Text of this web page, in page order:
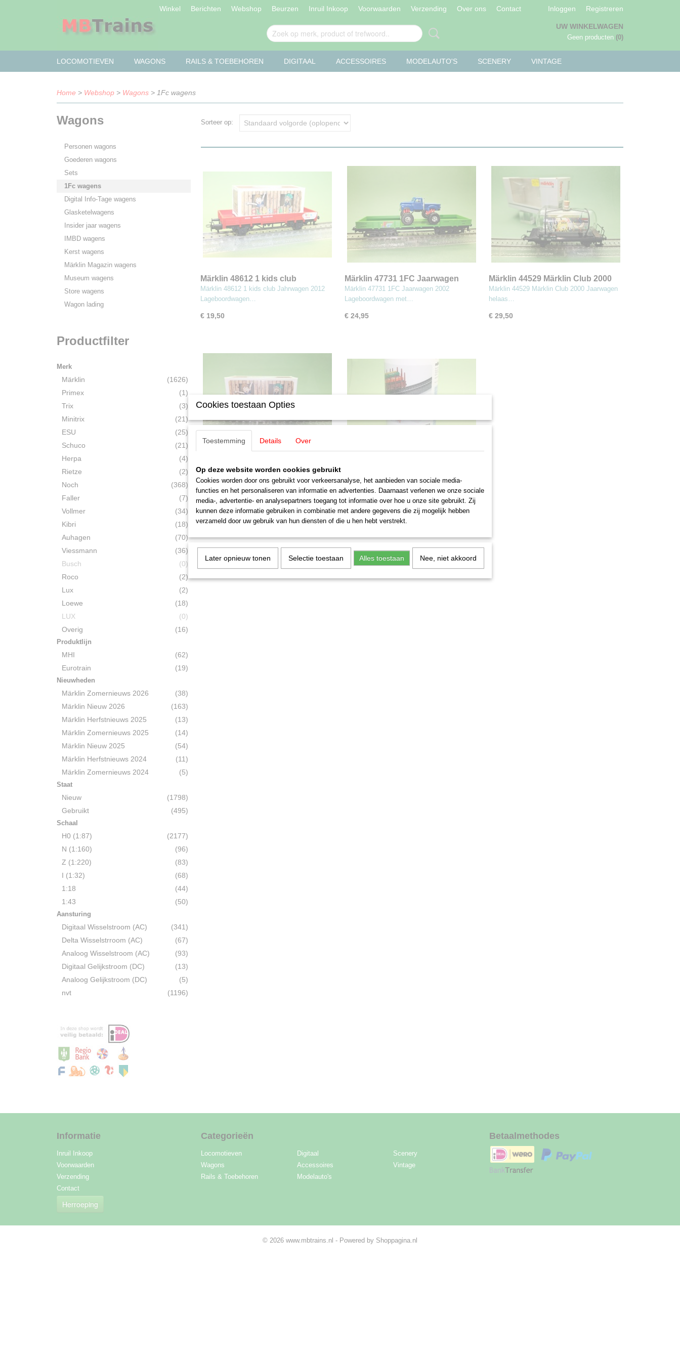
Winkel Berichten Webshop Beurzen Inruil Inkoop Voorwaarden Verzending Over ons Contact Inloggen Registreren
UW WINKELWAGEN
Geen producten (0)
LOCOMOTIEVEN WAGONS RAILS & TOEBEHOREN DIGITAAL ACCESSOIRES MODELAUTO'S SCENERY VINTAGE
Home > Webshop > Wagons > 1Fc wagens
Wagons
Personen wagons
Goederen wagons
Sets
1Fc wagens
Digital Info-Tage wagens
Glasketelwagens
Insider jaar wagens
IMBD wagens
Kerst wagens
Märklin Magazin wagens
Museum wagens
Store wagens
Wagon lading
Productfilter
Merk
Märklin
(1626)
Primex
(1)
Trix
(3)
Minitrix
(21)
ESU
(25)
Schuco
(21)
Herpa
(4)
Rietze
(2)
Noch
(368)
Faller
(7)
Vollmer
(34)
Kibri
(18)
Auhagen
(70)
Viessmann
(36)
Busch
(0)
Roco
(2)
Lux
(2)
Loewe
(18)
LUX
(0)
Overig
(16)
Produktlijn
MHI
(62)
Eurotrain
(19)
Nieuwheden
Märklin Zomernieuws 2026
(38)
Märklin Nieuw 2026
(163)
Märklin Herfstnieuws 2025
(13)
Märklin Zomernieuws 2025
(14)
Märklin Nieuw 2025
(54)
Märklin Herfstnieuws 2024
(11)
Märklin Zomernieuws 2024
(5)
Staat
Nieuw
(1798)
Gebruikt
(495)
Schaal
H0 (1:87)
(2177)
N (1:160)
(96)
Z (1:220)
(83)
I (1:32)
(68)
1:18
(44)
1:43
(50)
Aansturing
Digitaal Wisselstroom (AC)
(341)
Delta Wisselstrroom (AC)
(67)
Analoog Wisselstroom (AC)
(93)
Digitaal Gelijkstroom (DC)
(13)
Analoog Gelijkstroom (DC)
(5)
nvt
(1196)
Sorteer op:
Märklin 48612 1 kids club
Jahrwagen 2012
Märklin 48612 1 kids club Jahrwagen 2012
Lageboordwagen…
€ 19,50
Märklin 47731 1FC Jaarwagen
2002
Märklin 47731 1FC Jaarwagen 2002
Lageboordwagen met…
€ 24,95
Märklin 44529 Märklin Club 2000
Jaarwagen
Märklin 44529 Märklin Club 2000 Jaarwagen
helaas…
€ 29,50
Märklin 48612 Kids Club
Jaarwagen 2012
Märklin 48612 Kids Club Jaarwagen 2012
Wagen in…
€ 14,95
beladen met potloden
Märklin 48619 Rongenwagen beladen met
potloden 1Fc.…
€ 19,95
Informatie
Inruil Inkoop
Voorwaarden
Verzending
Contact
Herroeping
Categorieën
Locomotieven
Wagons
Rails & Toebehoren
Digitaal
Accessoires
Modelauto's
Scenery
Vintage
Betaalmethodes
© 2026 www.mbtrains.nl - Powered by Shoppagina.nl
Cookies toestaan Opties
Toestemming Details Over
Op deze website worden cookies gebruikt
Cookies worden door ons gebruikt voor verkeersanalyse, het aanbieden van sociale media-
functies en het personaliseren van informatie en advertenties. Daarnaast verlenen we onze sociale
media-, advertentie- en analysepartners toegang tot informatie over hoe u onze site gebruikt. Zij
kunnen deze informatie gebruiken in combinatie met andere gegevens die zij mogelijk hebben
verzameld door uw gebruik van hun diensten of die u hen hebt verstrekt.
Later opnieuw tonen Selectie toestaan Alles toestaan Nee, niet akkoord